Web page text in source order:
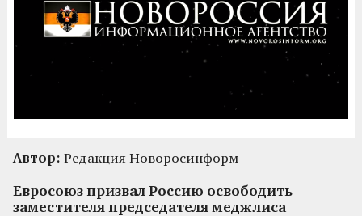
Автор: Редакция Новоросинформ
Евросоюз призвал Россию освободить
заместителя председателя меджлиса